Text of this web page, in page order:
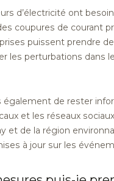
d’électricité ont
coupures de courant
puissent prendre
les perturbations dans
également de rester
et les réseaux
et de la région
à jour sur les